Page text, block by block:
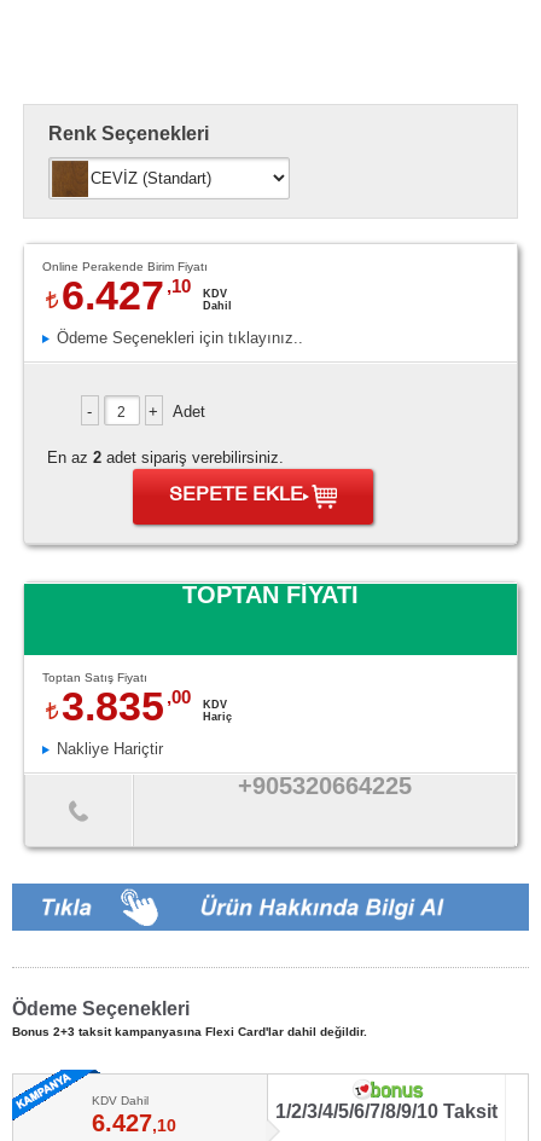
Renk Seçenekleri
Online Perakende Birim Fiyatı
6.427 ,10
KDV
Dahil
Ödeme Seçenekleri için tıklayınız..
Adet
En az 2adet sipariş verebilirsiniz.
SEPETE EKLE
TOPTAN FİYATI
Toptan Satış Fiyatı
3.835 ,00
KDV
Hariç
Nakliye Hariçtir
+905320664225
Ödeme Seçenekleri
Bonus 2+3 taksit kampanyasına Flexi Card'lar dahil değildir.
KDV Dahil
6.427,10
1/2/3/4/5/6/7/8/9/10 Taksit